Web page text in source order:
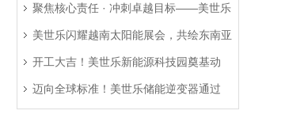
局拉美市场
聚焦核心责任 · 冲刺卓越目标——美世乐
2025年中会议圆满举行
美世乐闪耀越南太阳能展会，共绘东南亚
绿色能源新图景
开工大吉！美世乐新能源科技园奠基动
工，迈向全球绿色智造新征程
迈向全球标准！美世乐储能逆变器通过